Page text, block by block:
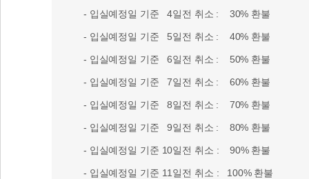
- 입실예정일 기준 4일전 취소 : 30% 환불
- 입실예정일 기준 5일전 취소 : 40% 환불
- 입실예정일 기준 6일전 취소 : 50% 환불
- 입실예정일 기준 7일전 취소 : 60% 환불
- 입실예정일 기준 8일전 취소 : 70% 환불
- 입실예정일 기준 9일전 취소 : 80% 환불
- 입실예정일 기준 10일전 취소 : 90% 환불
- 입실예정일 기준 11일전 취소 : 100% 환불